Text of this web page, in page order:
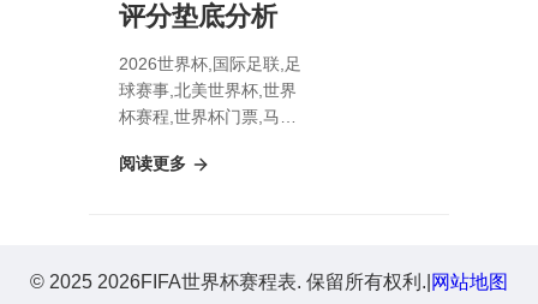
评分垫底分析
2026世界杯,国际足联,足
球赛事,北美世界杯,世界
杯赛程,世界杯门票,马拉
评分垫底分析
阅读更多
© 2025 2026FIFA世界杯赛程表. 保留所有权利. 网站地图